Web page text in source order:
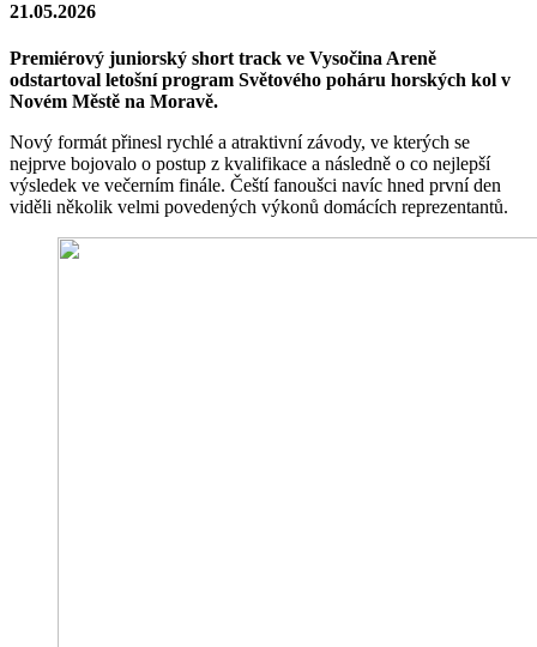
21.05.2026
Premiérový juniorský short track ve Vysočina Areně
odstartoval letošní program Světového poháru horských kol v
Novém Městě na Moravě.
Nový formát přinesl rychlé a atraktivní závody, ve kterých se
nejprve bojovalo o postup z kvalifikace a následně o co nejlepší
výsledek ve večerním finále. Čeští fanoušci navíc hned první den
viděli několik velmi povedených výkonů domácích reprezentantů.